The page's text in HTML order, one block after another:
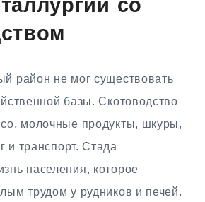
со
район не мог существовать
базы. Скотоводство
молочные продукты, шкуры,
и транспорт. Стада
населения, которое
трудом у рудников и печей.